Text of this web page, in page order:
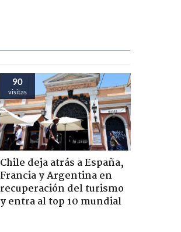
90
visitas
Chile deja atrás a España,
Francia y Argentina en
recuperación del turismo
y entra al top 10 mundial